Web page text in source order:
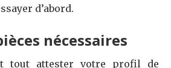
d’abord.
nécessaires
tout attester votre profil de